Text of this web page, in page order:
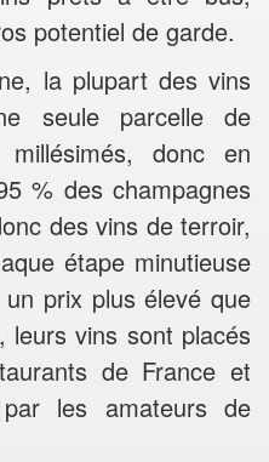
potentiel de garde.
la plupart des vins
seule parcelle de
donc en
% des champagnes
des vins de terroir,
étape minutieuse
prix plus élevé que
leurs vins sont placés
de France et
les amateurs de